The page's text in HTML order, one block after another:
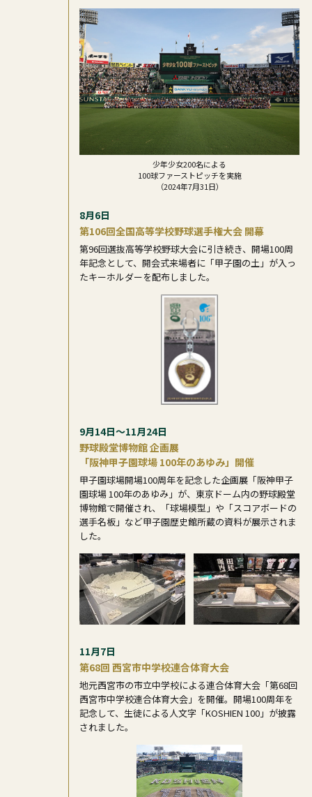
少年少女200名による
100球ファーストピッチを実施
（2024年7月31日）
8月6日
第106回全国高等学校野球選手権大会 開幕
第96回選抜高等学校野球大会に引き続き、開場100周
年記念として、開会式来場者に「甲子園の土」が入っ
たキーホルダーを配布しました。
9月14日～11月24日
野球殿堂博物館 企画展
「阪神甲子園球場 100年のあゆみ」開催
甲子園球場開場100周年を記念した企画展「阪神甲子
園球場 100年のあゆみ」が、東京ドーム内の野球殿堂
博物館で開催され、「球場模型」や「スコアボードの
選手名板」など甲子園歴史館所蔵の資料が展示されま
した。
11月7日
第68回 西宮市中学校連合体育大会
地元西宮市の市立中学校による連合体育大会「第68回
西宮市中学校連合体育大会」を開催。開場100周年を
記念して、生徒による人文字「KOSHIEN 100」が披露
されました。